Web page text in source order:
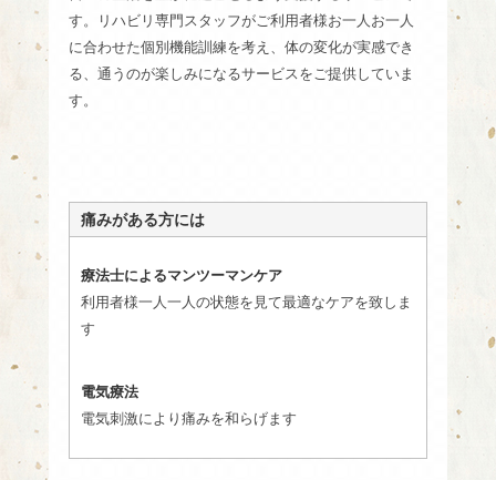
す。
リハビリ専門スタッフがご利用者様お一人お一人
に合わせた個別機能訓練を考え、 体の変化が実感でき
る、通うのが楽しみになるサービスをご提供していま
す。
痛みがある方には
療法士によるマンツーマンケア
利用者様一人一人の状態を見て最適なケアを致しま
す
電気療法
電気刺激により痛みを和らげます